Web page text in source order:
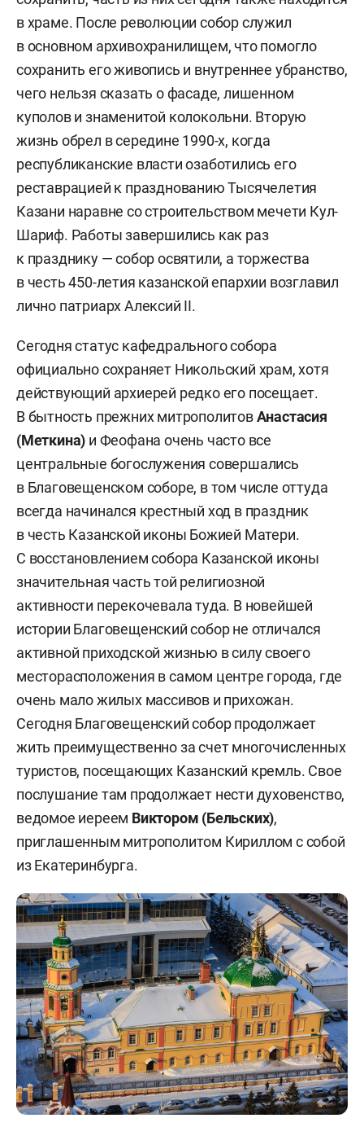
в храме. После революции собор служил
в основном архивохранилищем, что помогло
сохранить его живопись и внутреннее убранство,
чего нельзя сказать о фасаде, лишенном
куполов и знаменитой колокольни. Вторую
жизнь обрел в середине 1990-х, когда
республиканские власти озаботились его
реставрацией к празднованию Тысячелетия
Казани наравне со строительством мечети Кул-
Шариф. Работы завершились как раз
к празднику — собор освятили, а торжества
в честь 450-летия казанской епархии возглавил
лично патриарх Алексий II.
Сегодня статус кафедрального собора
официально сохраняет Никольский храм, хотя
действующий архиерей редко его посещает.
В бытность прежних митрополитовАнастасия
(Меткина) и Феофана очень часто все
центральные богослужения совершались
в Благовещенском соборе, в том числе оттуда
всегда начинался крестный ход в праздник
в честь Казанской иконы Божией Матери.
С восстановлением собора Казанской иконы
значительная часть той религиозной
активности перекочевала туда. В новейшей
истории Благовещенский собор не отличался
активной приходской жизнью в силу своего
месторасположения в самом центре города, где
очень мало жилых массивов и прихожан.
Сегодня Благовещенский собор продолжает
жить преимущественно за счет многочисленных
туристов, посещающих Казанский кремль. Свое
послушание там продолжает нести духовенство,
ведомое иереем Виктором (Бельских),
приглашенным митрополитом Кириллом с собой
из Екатеринбурга.